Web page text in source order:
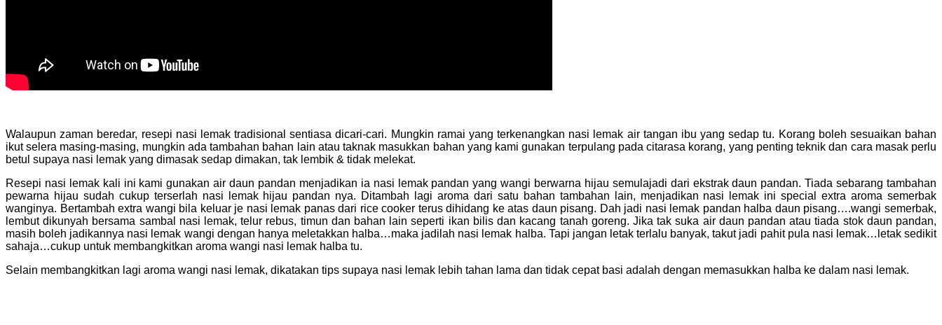
Walaupun zaman beredar, resepi nasi lemak tradisional sentiasa dicari-cari. Mungkin ramai yang terkenangkan nasi lemak air tangan ibu yang sedap tu. Korang boleh sesuaikan bahan
ikut selera masing-masing, mungkin ada tambahan bahan lain atau taknak masukkan bahan yang kami gunakan terpulang pada citarasa korang, yang penting teknik dan cara masak perlu
betul supaya nasi lemak yang dimasak sedap dimakan, tak lembik & tidak melekat.
Resepi nasi lemak kali ini kami gunakan air daun pandan menjadikan ia nasi lemak pandan yang wangi berwarna hijau semulajadi dari ekstrak daun pandan. Tiada sebarang tambahan
pewarna hijau sudah cukup terserlah nasi lemak hijau pandan nya. Ditambah lagi aroma dari satu bahan tambahan lain, menjadikan nasi lemak ini special extra aroma semerbak
wanginya. Bertambah extra wangi bila keluar je nasi lemak panas dari rice cooker terus dihidang ke atas daun pisang. Dah jadi nasi lemak pandan halba daun pisang….wangi semerbak,
lembut dikunyah bersama sambal nasi lemak, telur rebus, timun dan bahan lain seperti ikan bilis dan kacang tanah goreng. Jika tak suka air daun pandan atau tiada stok daun pandan,
masih boleh jadikannya nasi lemak wangi dengan hanya meletakkan halba…maka jadilah nasi lemak halba. Tapi jangan letak terlalu banyak, takut jadi pahit pula nasi lemak…letak sedikit
sahaja…cukup untuk membangkitkan aroma wangi nasi lemak halba tu.
Selain membangkitkan lagi aroma wangi nasi lemak, dikatakan tips supaya nasi lemak lebih tahan lama dan tidak cepat basi adalah dengan memasukkan halba ke dalam nasi lemak.